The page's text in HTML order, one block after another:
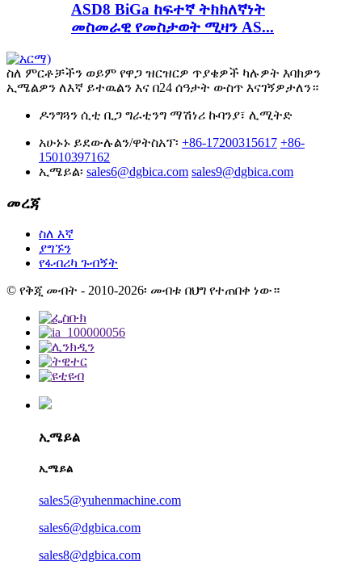
ASD8 BiGa ከፍተኛ ትክክለኛነት
መስመራዊ የመስታወት ሚዛን AS...
ስለ ምርቶቻችን ወይም የዋጋ ዝርዝርዎ ጥያቄዎች ካሉዎት እባክዎን
ኢሜልዎን ለእኛ ይተዉልን እና በ24 ሰዓታት ውስጥ እናገኝዎታለን።
ዶንግጓን ሲቲ ቢጋ ግራቲንግ ማሽነሪ ኩባንያ፣ ሊሚትድ
አሁኑኑ ይደውሉልን/ዋትስአፕ፡ +86-17200315617 +86-
15010397162
ኢሜይል፡ sales6@dgbica.com sales9@dgbica.com
መረጃ
ስለ እኛ
ያግኙን
የፋብሪካ ጉብኝት
© የቅጂ መብት - 2010-2026፡ መብቱ በህግ የተጠበቀ ነው።
ኢሜይል
ኢሜይል
sales5@yuhenmachine.com
sales6@dgbica.com
sales8@dgbica.com